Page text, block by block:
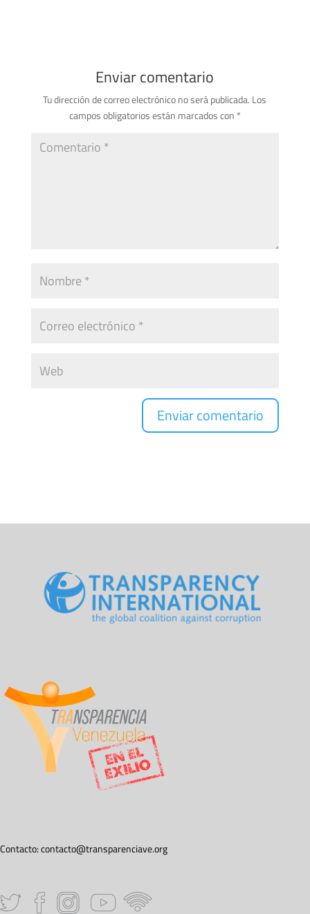
Enviar comentario
Tu dirección de correo electrónico no será publicada. Los
campos obligatorios están marcados con *
Contacto:contacto@transparenciave.org